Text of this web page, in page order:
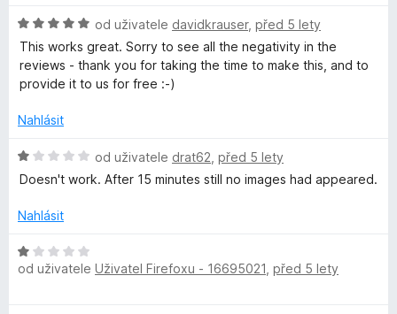
:
5
z
5
c
e
:
1
5
H
o
d
n
c
n
5
5
od uživatele davidkrauser, před 5 lety
This works great. Sorry to see all the negativity in the
reviews - thank you for taking the time to make this, and to
provide it to us for free :-)
Nahlásit
H
o
n
c
e
od uživatele drat62 před 5 lety
Doesn't work. After 15 minutes still no images had appeared.
Nahlásit
H
o
od uživatele Uživatel Firefoxu - 16695021 před 5 lety